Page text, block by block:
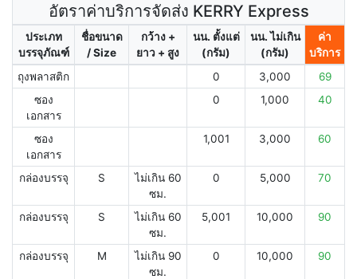
อัตราค่าบริการจัดส่ง KERRY Express
ประเภท
บรรจุภัณฑ์
ชื่อขนาด
/ Size
กว้าง +
ยาว + สูง
นน. ตั้งแต่
(กรัม)
นน. ไม่เกิน
(กรัม)
ค่า
บริการ
ถุงพลาสติก
0 3,000
69
ซอง
เอกสาร
0 1,000 40
ซอง
เอกสาร
1,001 3,000 60
กล่องบรรจุ S
ไม่เกิน 60
ซม.
0 5,000 70
กล่องบรรจุ S
ไม่เกิน 60
ซม.
5,001 10,000 90
กล่องบรรจุ M
ไม่เกิน 90
ซม.
0 10,000 90